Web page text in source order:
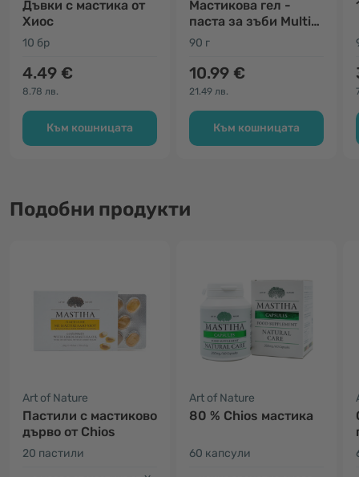
Дъвки с мастика от
Хиос
10 бр
4.49 €
8.78 лв.
Към кошницата
Мастикова гел -
паста за зъби Multi
Action
90 г
10.99 €
21.49 лв.
Към кошницата
Подобни продукти
Art of Nature
Пастили с мастиково
дърво от Chios
20 пастили
Art of Nature
80 % Chios мастика
60 капсули